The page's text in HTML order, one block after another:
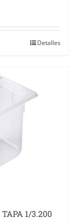
Detalles
TAPA 1/3.200